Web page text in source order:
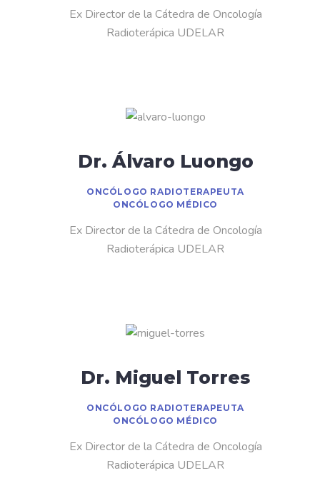
Ex Director de la Cátedra de Oncología
Radioterápica UDELAR
Dr. Álvaro Luongo
ONCÓLOGO RADIOTERAPEUTA
ONCÓLOGO MÉDICO
Ex Director de la Cátedra de Oncología
Radioterápica UDELAR
Dr. Miguel Torres
ONCÓLOGO RADIOTERAPEUTA
ONCÓLOGO MÉDICO
Ex Director de la Cátedra de Oncología
Radioterápica UDELAR